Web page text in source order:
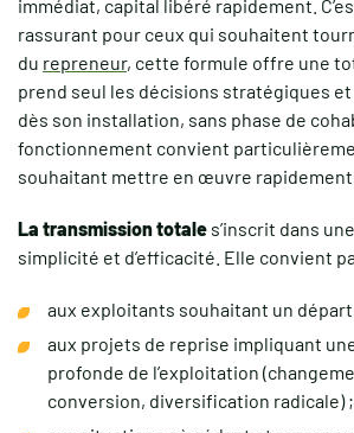
immédiat, capital libéré rapidement.
rassurant pour ceux qui souhaitent
du repreneur, cette formule offre une
prend seul les décisions stratégiques
dès son installation, sans phase de
fonctionnement convient
souhaitant mettre en œuvre
La transmission totale s’inscrit dans
simplicité et d’efficacité. Elle convient
aux exploitants souhaitant un
aux projets de reprise impliquant
profonde de l’exploitation
conversion, diversification radicale) ;